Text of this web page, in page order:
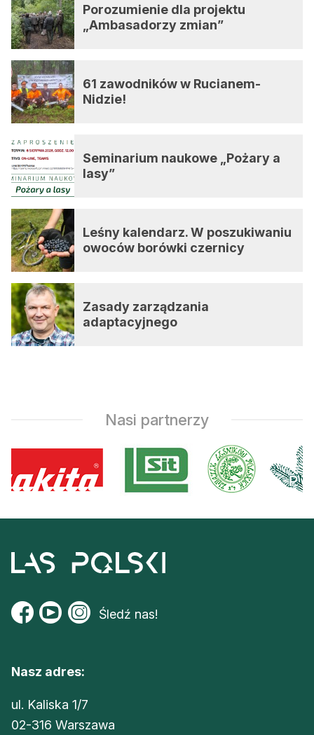
Porozumienie dla projektu
„Ambasadorzy zmian”
61 zawodników w Rucianem-
Nidzie!
Seminarium naukowe „Pożary a
lasy”
Leśny kalendarz. W poszukiwaniu
owoców borówki czernicy
Zasady zarządzania
adaptacyjnego
Nasi partnerzy
Śledź nas!
Nasz adres:
ul. Kaliska 1/7
02-316 Warszawa